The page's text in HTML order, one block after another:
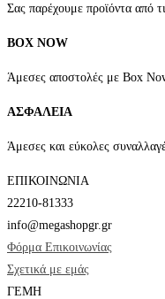
Σας παρέχουμε προϊόντα από
BOX NOW
Άμεσες αποστολές με Box
ΑΣΦΑΛΕΙΑ
Άμεσες και εύκολες
ΕΠΙΚΟΙΝΩΝΙΑ
22210-81333
info@megashopgr.gr
Φόρμα Επικοινωνίας
Σχετικά με εμάς
ΓΕΜΗ